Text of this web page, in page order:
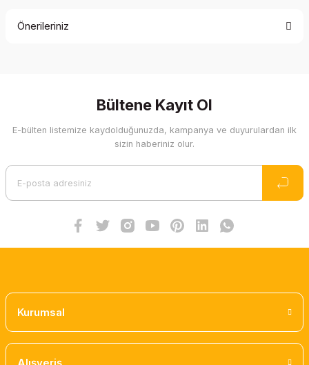
Önerileriniz
Görüş ve önerileriniz için teşekkür ederiz.
Ürün resmi kalitesiz, bozuk veya görüntülenemiyor.
Bültene Kayıt Ol
E-bülten listemize kaydolduğunuzda, kampanya ve duyurulardan ilk
sizin haberiniz olur.
Kurumsal